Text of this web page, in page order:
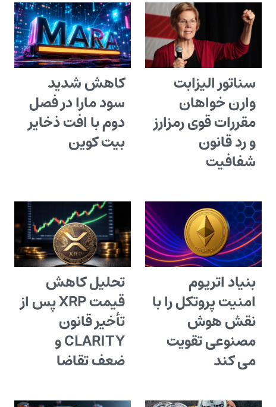
سناتور الیزابت
وارن خواهان
مقررات قوی رمزارز
و رد قانون
شفافیت
کاهش شدید
سود مارا در فصل
دوم با افت ذخایر
بیت کوین
بنیاد اتریوم
امنیت پروتکل را با
نقش هوش
مصنوعی تقویت
می کند
تحلیل کاهش
قیمت XRP پس از
تأخیر قانون
CLARITY و
ضعف تقاضا